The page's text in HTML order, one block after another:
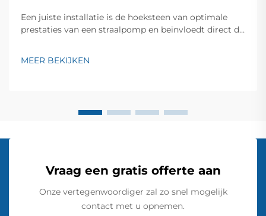
Een juiste installatie is de hoeksteen van optimale
prestaties van een straalpomp en beïnvloedt direct de
straalpompsysteem levert niet alleen een constante
MEER BEKIJKEN
Vraag een gratis offerte aan
Onze vertegenwoordiger zal zo snel mogelijk
contact met u opnemen.